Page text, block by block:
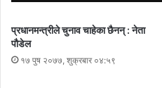
प्रधानमन्त्रीले चुनाव चाहेका छैनन् : नेता
पौडेल
१७ पुष २०७७, शुक्रबार ०४:५९